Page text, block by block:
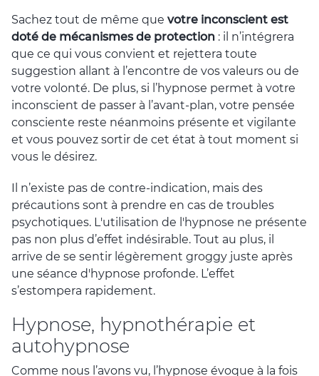
Sachez tout de même que votre inconscient est
doté de mécanismes de protection : il n’intégrera
que ce qui vous convient et rejettera toute
suggestion allant à l’encontre de vos valeurs ou de
votre volonté. De plus, si l’hypnose permet à votre
inconscient de passer à l’avant-plan, votre pensée
consciente reste néanmoins présente et vigilante
et vous pouvez sortir de cet état à tout moment si
vous le désirez.
Il n’existe pas de contre-indication, mais des
précautions sont à prendre en cas de troubles
psychotiques. L'utilisation de l'hypnose ne présente
pas non plus d’effet indésirable. Tout au plus, il
arrive de se sentir légèrement groggy juste après
une séance d'hypnose profonde. L’effet
s’estompera rapidement.
Hypnose, hypnothérapie et
autohypnose
Comme nous l’avons vu, l’hypnose évoque à la fois